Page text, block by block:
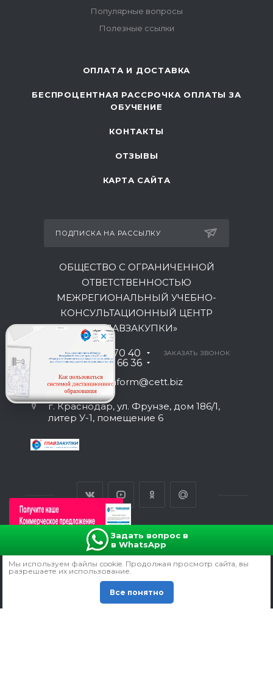
Популярные вопросы
Полезные ссылки
ОПЛАТА И ДОСТАВКА
БЕСПРОЦЕНТНАЯ РАССРОЧКА ОПЛАТЫ ЗА
ОБУЧЕНИЕ
КОНТАКТЫ
ОТЗЫВЫ
КАРТА САЙТА
ПОДПИСКА НА РАССЫЛКУ
ОБЩЕСТВО С ОГРАНИЧЕННОЙ
ОТВЕТСТВЕННОСТЬЮ
МЕЖРЕГИОНАЛЬНЫЙ УЧЕБНО-
КОНСУЛЬТАЦИОННЫЙ ЦЕНТР
«ГЛАВЗАКУПКИ»
8 800 301 70 40
+7 930 035 66 36
ЗАКАЗАТЬ ЗВОНОК
inform@cett.biz
г. Краснодар, ул. Фрунзе, дом 186/1,
литер У-1, помещение 6
ВЕРСИЯ ДЛЯ ПЕЧАТИ
ПОЛИТИКА КОНФИДЕНЦИАЛЬНОСТИ
Задать вопрос в
в WhatsApp
Мы используем файлы сookie. Продолжая просмотр сайта, вы
разрешаете их использование.
Все понятно